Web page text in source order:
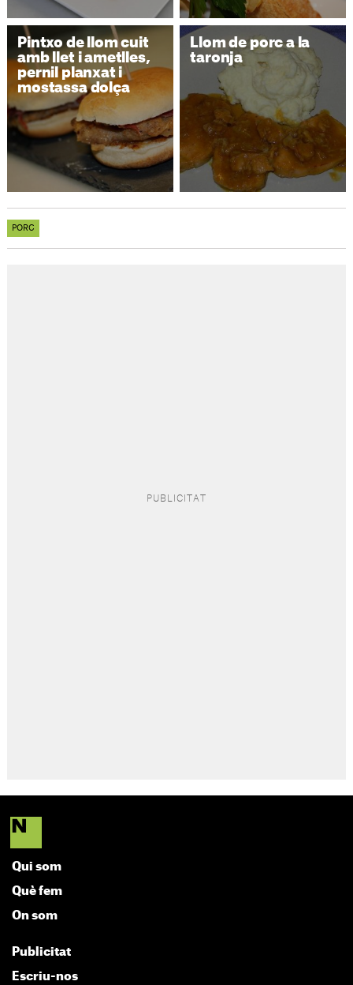
Pintxo de llom cuit
amb llet i ametlles,
pernil planxat i
mostassa dolça
Llom de porc a la
taronja
PORC
Qui som
Què fem
On som
Publicitat
Escriu-nos